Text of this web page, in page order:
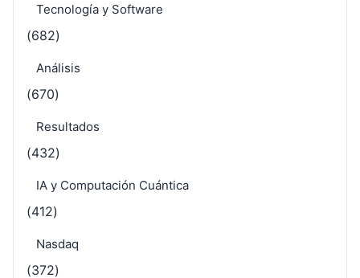
Tecnología y Software
(682)
Análisis
(670)
Resultados
(432)
IA y Computación Cuántica
(412)
Nasdaq
(372)